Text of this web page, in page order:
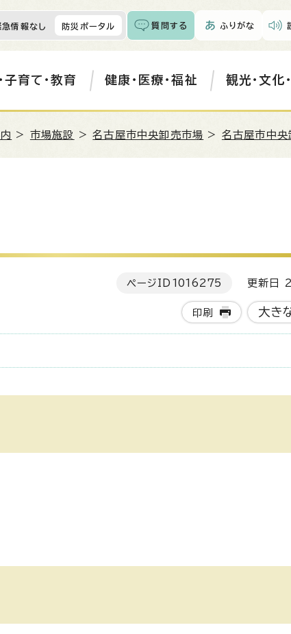
急情報なし 防災ポータル 質問する ふりがな
子育て・教育 健康・医療・福祉 観光・文化
> 市場施設 >名古屋市中央卸売市場 > 名古屋市中央
ページID 1016275 更新日
印刷 大き